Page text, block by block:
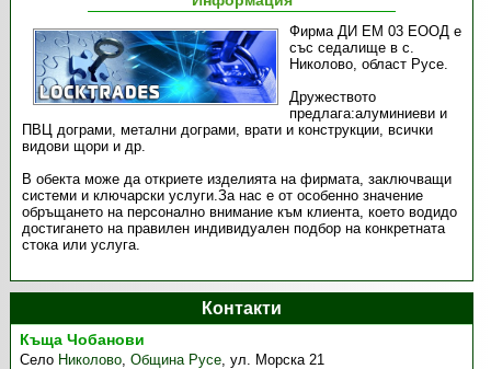
Фирма ДИ ЕМ 03 ЕООД е
със седалище в с.
Николово, област Русе.
Дружеството
предлага:алуминиеви и
ПВЦ дограми, метални дограми, врати и конструкции, всички
видови щори и др.
В обекта може да откриете изделията на фирмата, заключващи
системи и ключарски услуги.За нас е от особенно значение
обръщането на персонално внимание към клиента, което водидо
достигането на правилен индивидуален подбор на конкретната
стока или услуга.
Контакти
Къща Чобанови
Село Николово,Община Русе,ул. Морска 21